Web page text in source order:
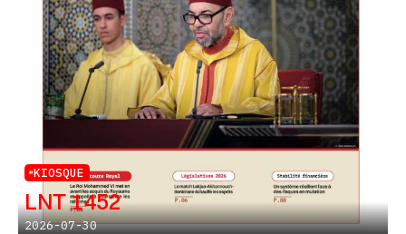
KIOSQUE
LNT 1452
2026-07-30